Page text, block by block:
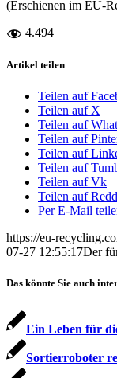
(Erschienen im EU-
4.494
Artikel teilen
Teilen auf
Teilen auf X
Teilen auf
Teilen auf
Teilen auf
Teilen auf
Teilen auf Vk
Teilen auf
Per E-Mail
https://eu-
07-27 12:55:17Der
Das könnte Sie auch
Ein Leben für
Sortierroboter